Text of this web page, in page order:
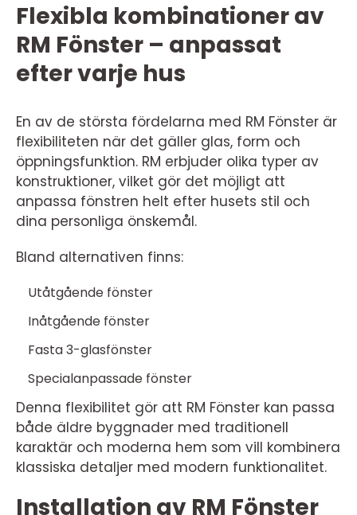
Flexibla kombinationer av
RM Fönster – anpassat
efter varje hus
En av de största fördelarna med RM Fönster är
flexibiliteten när det gäller glas, form och
öppningsfunktion. RM erbjuder olika typer av
konstruktioner, vilket gör det möjligt att
anpassa fönstren helt efter husets stil och
dina personliga önskemål.
Bland alternativen finns:
Utåtgående fönster
Inåtgående fönster
Fasta 3-glasfönster
Specialanpassade fönster
Denna flexibilitet gör att RM Fönster kan passa
både äldre byggnader med traditionell
karaktär och moderna hem som vill kombinera
klassiska detaljer med modern funktionalitet.
Installation av RM Fönster